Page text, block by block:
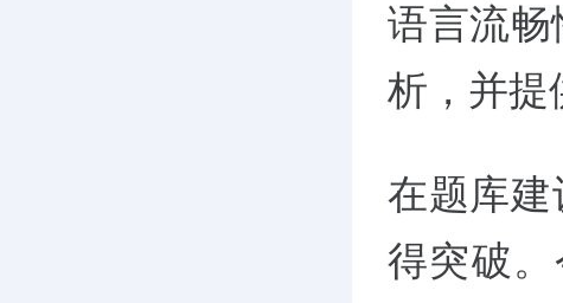
语言流畅
析，并提
在题库建
得突破